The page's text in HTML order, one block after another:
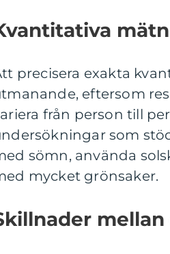
precisera exakta
eftersom
från person till
som
sömn, använda
mycket grönsaker.